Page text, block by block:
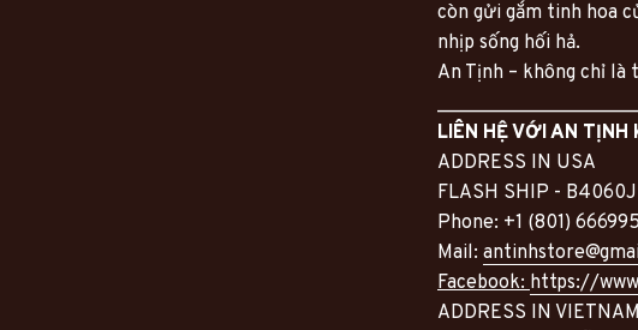
còn gửi gắm tinh hoa
nhịp sống hối hả.
An Tịnh – không chỉ
LIÊN HỆ VỚI AN
ADDRESS IN USA
FLASH SHIP -
Phone: +1 (801)
Mail:
Facebook: https://
ADDRESS IN VIETNAM